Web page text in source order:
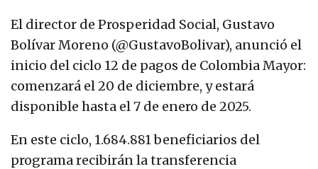
El director de Prosperidad Social, Gustavo
Bolívar Moreno (@GustavoBolivar), anunció el
inicio del ciclo 12 de pagos de Colombia Mayor:
comenzará el 20 de diciembre, y estará
disponible hasta el 7 de enero de 2025.
En este ciclo, 1.684.881 beneficiarios del
programa recibirán la transferencia